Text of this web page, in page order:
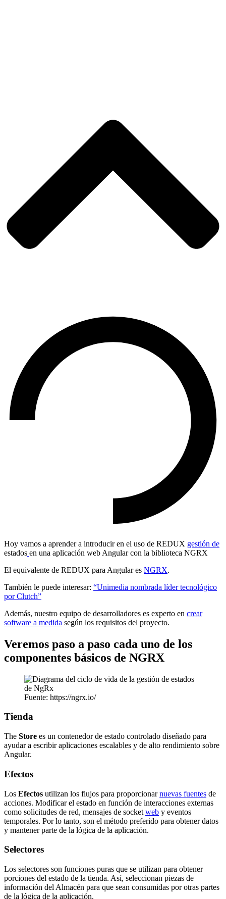
Hoy vamos a aprender a introducir en el uso de REDUX gestión de
estados en una aplicación web Angular con la biblioteca NGRX
El equivalente de REDUX para Angular es NGRX.
También le puede interesar: “Unimedia nombrada líder tecnológico
por Clutch”
Además, nuestro equipo de desarrolladores es experto en crear
software a medida según los requisitos del proyecto.
Veremos paso a paso cada uno de los
componentes básicos de NGRX
Fuente: https://ngrx.io/
Tienda
The Store es un contenedor de estado controlado diseñado para
ayudar a escribir aplicaciones escalables y de alto rendimiento sobre
Angular.
Efectos
Los Efectos utilizan los flujos para proporcionarnuevas fuentes de
acciones. Modificar el estado en función de interacciones externas
como solicitudes de red, mensajes de socket web y eventos
temporales. Por lo tanto, son el método preferido para obtener datos
y mantener parte de la lógica de la aplicación.
Selectores
Los selectores son funciones puras que se utilizan para obtener
porciones del estado de la tienda. Así, seleccionan piezas de
información del Almacén para que sean consumidas por otras partes
de la lógica de la aplicación.